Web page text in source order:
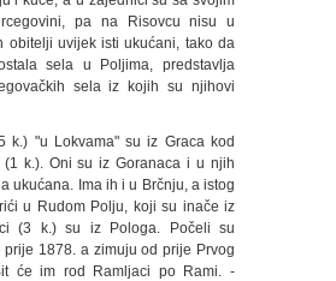
pa na Risovcu nisu u
obitelji uvijek isti ukućani, tako da
sela u Poljima, predstavlja
sela iz kojih su njihovi
k.) "u Lokvama" su iz Graca kod
(1 k.). Oni su iz Goranaca i u njih
ukućana. Ima ih i u Brčnju, a istog
u Rudom Polju, koji su inače iz
(3 k.) su iz Pologa. Počeli su
1878. a zimuju od prije Prvog
će im rod Ramljaci po Rami. -